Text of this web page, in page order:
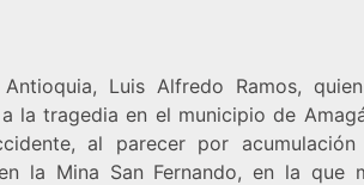
Luis Alfredo Ramos,
la tragedia en el municipio de
al parecer por
la Mina San Fernando, en la que